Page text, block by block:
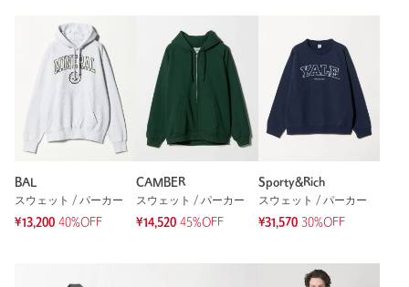
BAL
スウェット / パーカー
¥13,200 40%OFF
CAMBER
スウェット / パーカー
¥14,520 45%OFF
Sporty&Rich
スウェット / パーカー
¥31,570 30%OFF